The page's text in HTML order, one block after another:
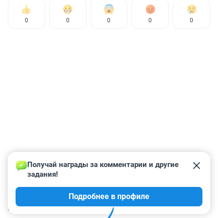
0 0 0 0 0
КОММЕНТАРИИ 12
Получай награды за комментарии и другие
задания!
Подробнее в профиле